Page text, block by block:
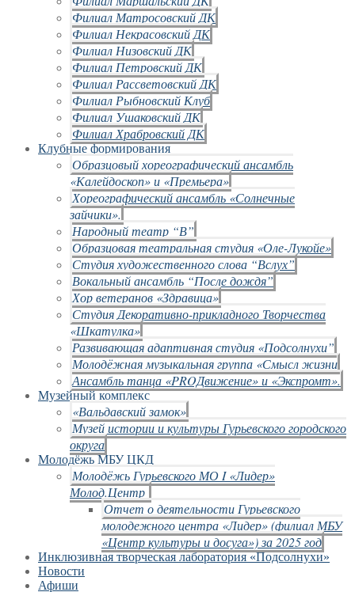
Филиал Матросовский ДК
Филиал Некрасовский ДК
Филиал Низовский ДК
Филиал Петровский ДК
Филиал Рассветовский ДК
Филиал Рыбновский Клуб
Филиал Ушаковский ДК
Филиал Храбровский ДК
Клубные формирования
Образцовый хореографический ансамбль
«Калейдоскоп» и «Премьера»
Хореографический ансамбль «Солнечные
зайчики».
Народный театр “В”
Образцовая театральная студия «Оле-Лукойе»
Студия художественного слова “Вслух”
Вокальный ансамбль “После дождя”
Хор ветеранов «Здравица»
Студия Декоративно-прикладного Творчества
«Шкатулка»
Развивающая адаптивная студия «Подсолнухи”
Молодёжная музыкальная группа «Смысл жизни
Ансамбль танца «PROДвижение» и «Экспромт».
Музейный комплекс
«Вальдавский замок»
Музей истории и культуры Гурьевского городского
округа
Молодёжь МБУ ЦКД
Молодёжь Гурьевского МО I «Лидер»
Молод.Центр
Отчет о деятельности Гурьевского
молодежного центра «Лидер» (филиал МБУ
«Центр культуры и досуга») за 2025 год
Инклюзивная творческая лаборатория «Подсолнухи»
Новости
Афиши